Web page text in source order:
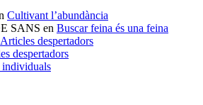
Cultivant l’abundància
SANS en Buscar feina és una feina
Articles despertadors
despertadors
individuals